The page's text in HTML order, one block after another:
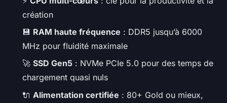
création
💾 RAM haute fréquence : DDR5 jusqu’à 6000
MHz pour fluidité maximale
🚀 SSD Gen5 : NVMe PCIe 5.0 pour des temps de
chargement quasi nuls
🔌 Alimentation certifiée : 80+ Gold ou mieux,